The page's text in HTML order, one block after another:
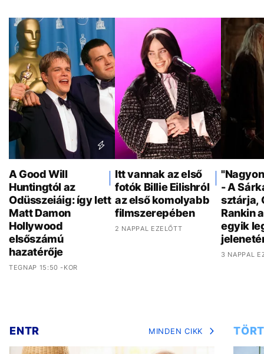
A Good Will
Huntingtól az
Odüsszeiáig: így lett
Matt Damon
Hollywood
elsőszámú
hazatérője
TEGNAP 15:50 -KOR
Itt vannak az első
fotók Billie Eilishról
az első komolyabb
filmszerepében
2 NAPPAL EZELŐTT
- A
sztárja,
Rankin
egyik
3 NAPPAL
ENTR MINDEN CIKK